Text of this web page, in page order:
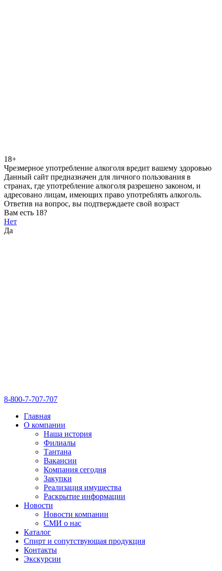
18+
Чрезмерное употребление алкоголя вредит вашему здоровью
Данный сайт предназначен для личного пользования в
странах, где употребление алкоголя разрешено законом, и
адресовано лицам, имеющих право употреблять алкоголь.
Ответив на вопрос, вы подтверждаете свой возраст
Вам есть 18?
Нет
Да
8-800-7-707-707
Главная
О компании
Наша история
Филиалы
Тантана
Вакансии
Компания сегодня
Закупки
Реализация имущества
Раскрытие информации
Новости
Новости компании
СМИ о нас
Каталог
Спирт и сопутствующая продукция
Контакты
Экскурсии